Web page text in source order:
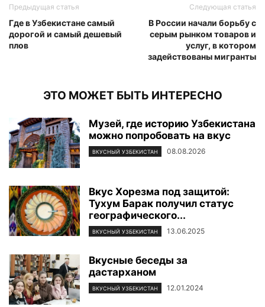
Предыдущая статья
Где в Узбекистане самый
дорогой и самый дешевый
плов
Следующая статья
В России начали борьбу с
серым рынком товаров и
услуг, в котором
задействованы мигранты
ЭТО МОЖЕТ БЫТЬ ИНТЕРЕСНО
Музей, где историю Узбекистана
можно попробовать на вкус
ВКУСНЫЙ УЗБЕКИСТАН 08.08.2026
Вкус Хорезма под защитой:
Тухум Барак получил статус
географического...
ВКУСНЫЙ УЗБЕКИСТАН 13.06.2025
Вкусные беседы за
дастарханом
ВКУСНЫЙ УЗБЕКИСТАН 12.01.2024